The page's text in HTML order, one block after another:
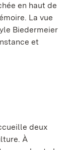
en haut de
La vue
Biedermeier
et
deux
À